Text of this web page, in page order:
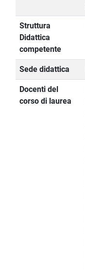
Struttura
Didattica
competente
Sede didattica
Docenti del
corso di laurea